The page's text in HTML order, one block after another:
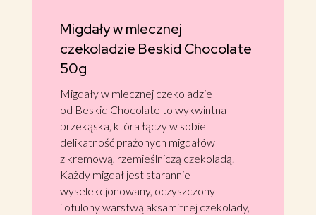
Migdały w mlecznej
czekoladzie Beskid Chocolate
50g
Migdały w mlecznej czekoladzie
od Beskid Chocolate to wykwintna
przekąska, która łączy w sobie
delikatność prażonych migdałów
z kremową, rzemieślniczą czekoladą.
Każdy migdał jest starannie
wyselekcjonowany, oczyszczony
i otulony warstwą aksamitnej czekolady,